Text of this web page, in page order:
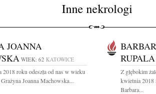
Inne nekrologi
JOANNA
WIEK: 62 KATOWICE
roku odeszła od nas w wieku
Joanna Machowska...
RUPALA
Z głębokim
kwietnia 2018
Barbara...